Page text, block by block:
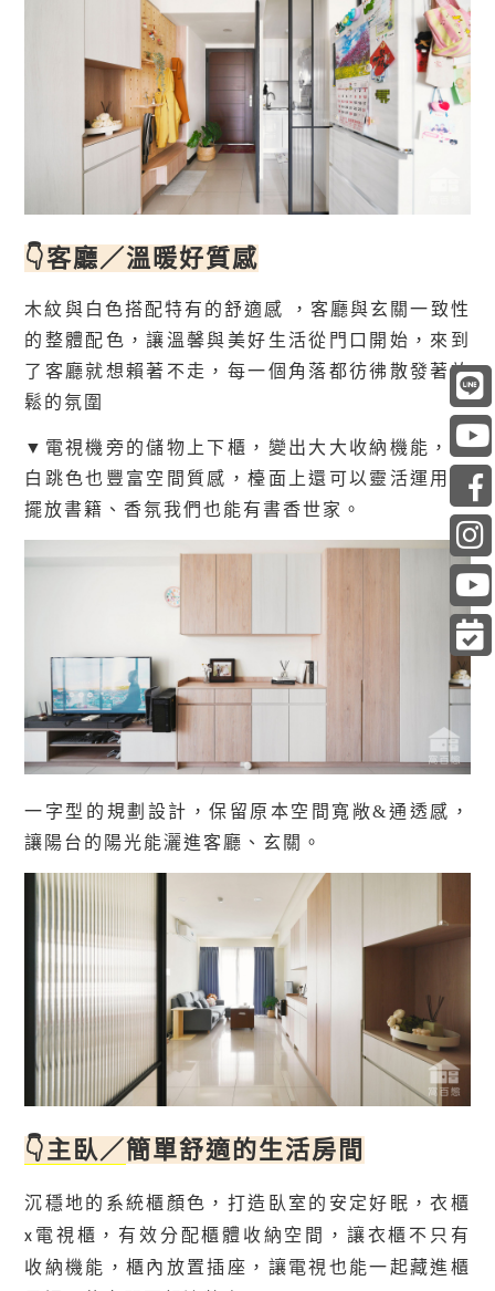
👇客廳／溫暖好質感
木紋與白色搭配特有的舒適感 ，客廳與玄關一致性
的整體配色，讓溫馨與美好生活從門口開始， 來到
了客廳就想賴著不走，每一個角落都彷彿散發著放
鬆的氛圍
▼電視機旁的儲物上下櫃，變出大大收納機能，木
白跳色也豐富空間質感，檯面上還可以靈活運用，
擺放書籍、香氛我們也能有書香世家。
一字型的規劃設計，保留原本空間寬敞&通透感，
讓陽台的陽光能灑進客廳、玄關。
👇主臥／簡單舒適的生活房間
沉穩地的系統櫃顏色，打造臥室的安定好眠，衣櫃
x電視櫃，有效分配櫃體收納空間，讓衣櫃不只有
收納機能，櫃內放置插座，讓電視也能一起藏進櫃